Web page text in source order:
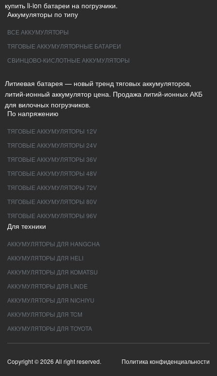
купить li-ion батареи на погрузчики.
Аккумуляторы по типу
ВСЕ АККУМУЛЯТОРЫ
ТЯГОВЫЕ АККУМУЛЯТОРНЫЕ БАТАРЕИ
СВИНЦОВО-КИСЛОТНЫЕ АККУМУЛЯТОРЫ
Литиевая батарея — новый тренд тяговых аккумуляторов,
литий-ионный аккумулятор цена. Продажа литий-ионных АКБ
для вилочных погрузчиков.
По напряжению
ТЯГОВЫЕ АККУМУЛЯТОРЫ 12V
ТЯГОВЫЕ АККУМУЛЯТОРЫ 24V
ТЯГОВЫЕ АККУМУЛЯТОРЫ 36V
ТЯГОВЫЕ АККУМУЛЯТОРЫ 48V
ТЯГОВЫЕ АККУМУЛЯТОРЫ 72V
ТЯГОВЫЕ АККУМУЛЯТОРЫ 80V
ТЯГОВЫЕ АККУМУЛЯТОРЫ 96V
Для техники
АККУМУЛЯТОРЫ ДЛЯ HANGCHA
АККУМУЛЯТОРЫ ДЛЯ HELI
АККУМУЛЯТОРЫ ДЛЯ KOMATSU
АККУМУЛЯТОРЫ ДЛЯ LINDE
АККУМУЛЯТОРЫ ДЛЯ NICHIYU
АККУМУЛЯТОРЫ ДЛЯ TCM
АККУМУЛЯТОРЫ ДЛЯ TOYOTA
Copyright © 2026 All right reserved. Политика конфиденциальности